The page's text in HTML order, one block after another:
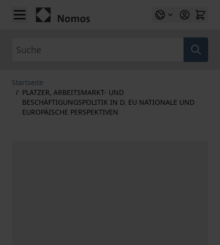
Zum Inhalt springen
Startseite
/ PLATZER, ARBEITSMARKT- UND
BESCHÄFTIGUNGSPOLITIK IN D. EU NATIONALE UND
EUROPÄISCHE PERSPEKTIVEN